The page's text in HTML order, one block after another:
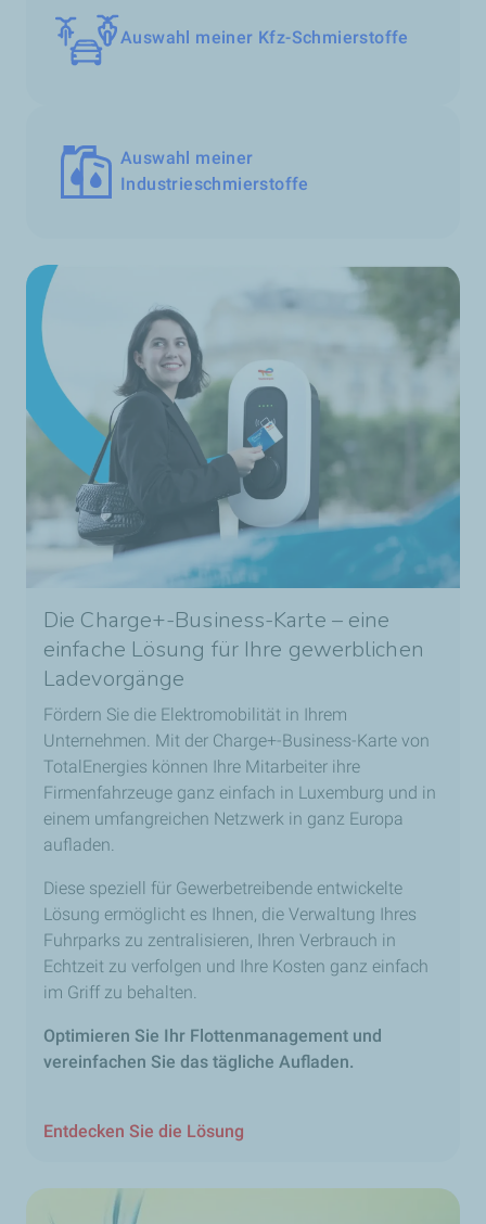
Auswahl meiner Kfz-Schmierstoffe
Auswahl meiner
Industrieschmierstoffe
Die Charge+-Business-Karte – eine
einfache Lösung für Ihre gewerblichen
Ladevorgänge
Fördern Sie die Elektromobilität in Ihrem
Unternehmen. Mit der Charge+-Business-Karte von
TotalEnergies können Ihre Mitarbeiter ihre
Firmenfahrzeuge ganz einfach in Luxemburg und in
einem umfangreichen Netzwerk in ganz Europa
aufladen.
Diese speziell für Gewerbetreibende entwickelte
Lösung ermöglicht es Ihnen, die Verwaltung Ihres
Fuhrparks zu zentralisieren, Ihren Verbrauch in
Echtzeit zu verfolgen und Ihre Kosten ganz einfach
im Griff zu behalten.
Optimieren Sie Ihr Flottenmanagement und
vereinfachen Sie das tägliche Aufladen.
Entdecken Sie die Lösung